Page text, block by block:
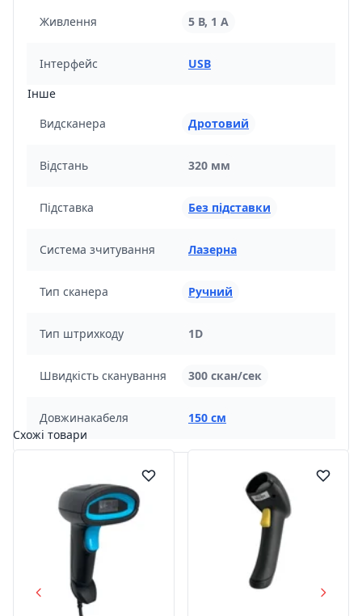
Живлення
5 В, 1 А
Інтерфейс
USB
Інше
Видсканера
Дротовий
Відстань 320 мм
Підставка Без підставки
Система зчитування Лазерна
Тип сканера Ручний
Тип штрихкоду 1D
Швидкість сканування 300 скан/сек
Довжинакабеля
150 см
Схожі товари